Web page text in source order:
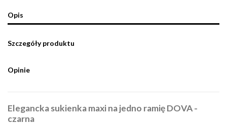
Opis
Szczegóły produktu
Opinie
Elegancka sukienka maxi na jedno ramię DOVA -
czarna